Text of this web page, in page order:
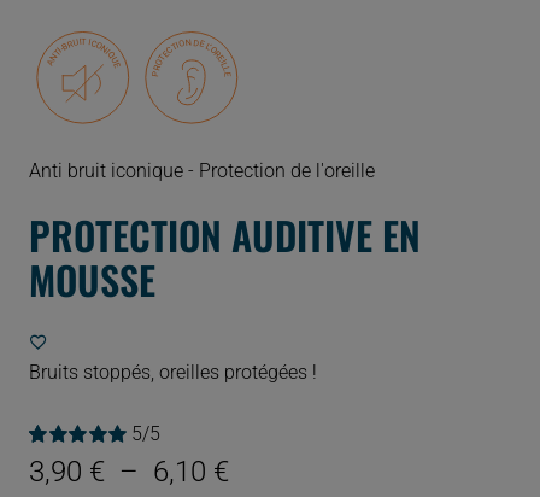
Anti bruit iconique - Protection de l'oreille
PROTECTION AUDITIVE EN
MOUSSE
Bruits stoppés, oreilles protégées !
Noté5.00sur
5 basé sur
2
5/5
3,90 € – 6,10 €Plage